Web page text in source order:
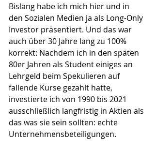
Bislang habe ich mich hier und in
den Sozialen Medien ja als Long-Only
Investor präsentiert. Und das war
auch über 30 Jahre lang zu 100%
korrekt: Nachdem ich in den späten
80er Jahren als Student einiges an
Lehrgeld beim Spekulieren auf
fallende Kurse gezahlt hatte,
investierte ich von 1990 bis 2021
ausschließlich langfristig in Aktien als
das was sie sein sollten: echte
Unternehmensbeteiligungen.